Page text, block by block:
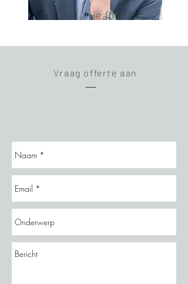
Headshots
Vraag offerte aan